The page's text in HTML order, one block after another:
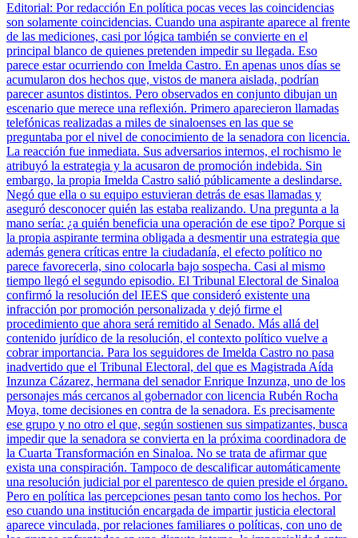
Editorial: Por redacción En política pocas veces las coincidencias
son solamente coincidencias. Cuando una aspirante aparece al frente
de las mediciones, casi por lógica también se convierte en el
principal blanco de quienes pretenden impedir su llegada. Eso
parece estar ocurriendo con Imelda Castro. En apenas unos días se
acumularon dos hechos que, vistos de manera aislada, podrían
parecer asuntos distintos. Pero observados en conjunto dibujan un
escenario que merece una reflexión. Primero aparecieron llamadas
telefónicas realizadas a miles de sinaloenses en las que se
preguntaba por el nivel de conocimiento de la senadora con licencia.
La reacción fue inmediata. Sus adversarios internos, el rochismo le
atribuyó la estrategia y la acusaron de promoción indebida. Sin
embargo, la propia Imelda Castro salió públicamente a deslindarse.
Negó que ella o su equipo estuvieran detrás de esas llamadas y
aseguró desconocer quién las estaba realizando. Una pregunta a la
mano sería: ¿a quién beneficia una operación de ese tipo? Porque si
la propia aspirante termina obligada a desmentir una estrategia que
además genera críticas entre la ciudadanía, el efecto político no
parece favorecerla, sino colocarla bajo sospecha. Casi al mismo
tiempo llegó el segundo episodio. El Tribunal Electoral de Sinaloa
confirmó la resolución del IEES que consideró existente una
infracción por promoción personalizada y dejó firme el
procedimiento que ahora será remitido al Senado. Más allá del
contenido jurídico de la resolución, el contexto político vuelve a
cobrar importancia. Para los seguidores de Imelda Castro no pasa
inadvertido que el Tribunal Electoral, del que es Magistrada Aída
Inzunza Cázarez, hermana del senador Enrique Inzunza, uno de los
personajes más cercanos al gobernador con licencia Rubén Rocha
Moya, tome decisiones en contra de la senadora. Es precisamente
ese grupo y no otro el que, según sostienen sus simpatizantes, busca
impedir que la senadora se convierta en la próxima coordinadora de
la Cuarta Transformación en Sinaloa. No se trata de afirmar que
exista una conspiración. Tampoco de descalificar automáticamente
una resolución judicial por el parentesco de quien preside el órgano.
Pero en política las percepciones pesan tanto como los hechos. Por
eso cuando una institución encargada de impartir justicia electoral
aparece vinculada, por relaciones familiares o políticas, con uno de